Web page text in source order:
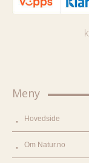
Meny
Hovedside
Om Natur.no